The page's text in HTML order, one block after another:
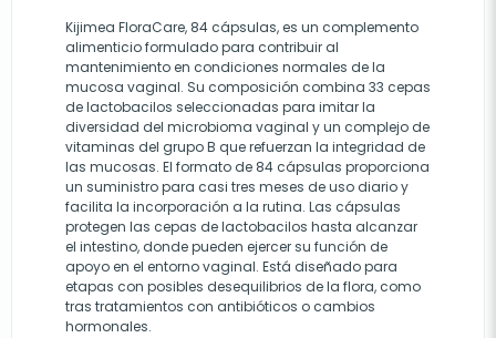
Kijimea FloraCare, 84 cápsulas, es un complemento
alimenticio formulado para contribuir al
mantenimiento en condiciones normales de la
mucosa vaginal. Su composición combina 33 cepas
de lactobacilos seleccionadas para imitar la
diversidad del microbioma vaginal y un complejo de
vitaminas del grupo B que refuerzan la integridad de
las mucosas. El formato de 84 cápsulas proporciona
un suministro para casi tres meses de uso diario y
facilita la incorporación a la rutina. Las cápsulas
protegen las cepas de lactobacilos hasta alcanzar
el intestino, donde pueden ejercer su función de
apoyo en el entorno vaginal. Está diseñado para
etapas con posibles desequilibrios de la flora, como
tras tratamientos con antibióticos o cambios
hormonales.